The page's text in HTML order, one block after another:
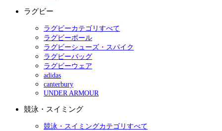
ラグビー
ラグビーカテゴリすべて
ラグビーボール
ラグビーシューズ・スパイク
ラグビーバッグ
ラグビーウェア
adidas
canterbury
UNDER ARMOUR
競泳・スイミング
競泳・スイミングカテゴリすべて